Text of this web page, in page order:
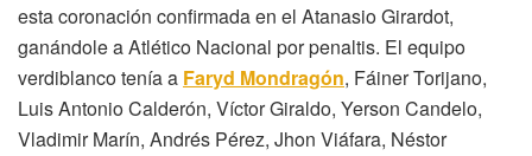
esta coronación confirmada en el Atanasio Girardot,
ganándole a Atlético Nacional por penaltis. El equipo
verdiblanco tenía a Faryd Mondragón, Fáiner Torijano,
Luis Antonio Calderón, Víctor Giraldo, Yerson Candelo,
Vladimir Marín, Andrés Pérez, Jhon Viáfara, Néstor